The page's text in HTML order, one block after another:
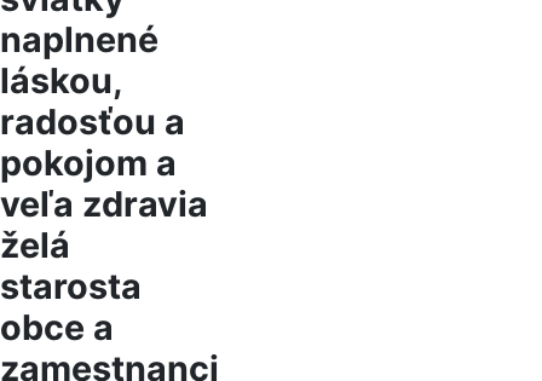
naplnené
láskou,
radosťou a
pokojom a
veľa zdravia
želá
starosta
obce a
zamestnanci